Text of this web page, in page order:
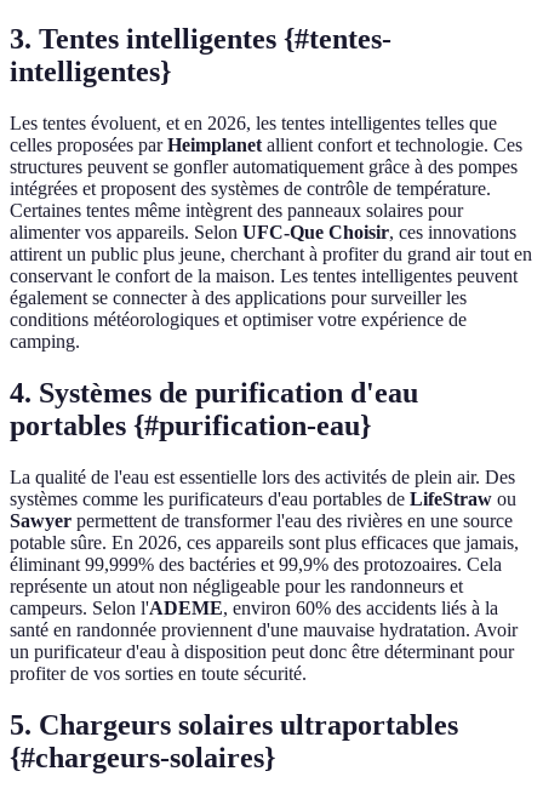
3. Tentes intelligentes {#tentes-
intelligentes}
Les tentes évoluent, et en 2026, les tentes intelligentes telles que
celles proposées parHeimplanet allient confort et technologie. Ces
structures peuvent se gonfler automatiquement grâce à des pompes
intégrées et proposent des systèmes de contrôle de température.
Certaines tentes même intègrent des panneaux solaires pour
alimenter vos appareils. Selon UFC-Que Choisir, ces innovations
attirent un public plus jeune, cherchant à profiter du grand air tout en
conservant le confort de la maison. Les tentes intelligentes peuvent
également se connecter à des applications pour surveiller les
conditions météorologiques et optimiser votre expérience de
camping.
4. Systèmes de purification d'eau
portables {#purification-eau}
La qualité de l'eau est essentielle lors des activités de plein air. Des
systèmes comme les purificateurs d'eau portables de LifeStraw ou
Sawyer permettent de transformer l'eau des rivières en une source
potable sûre. En 2026, ces appareils sont plus efficaces que jamais,
éliminant 99,999% des bactéries et 99,9% des protozoaires. Cela
représente un atout non négligeable pour les randonneurs et
campeurs. Selon l'ADEME, environ 60% des accidents liés à la
santé en randonnée proviennent d'une mauvaise hydratation. Avoir
un purificateur d'eau à disposition peut donc être déterminant pour
profiter de vos sorties en toute sécurité.
5. Chargeurs solaires ultraportables
{#chargeurs-solaires}